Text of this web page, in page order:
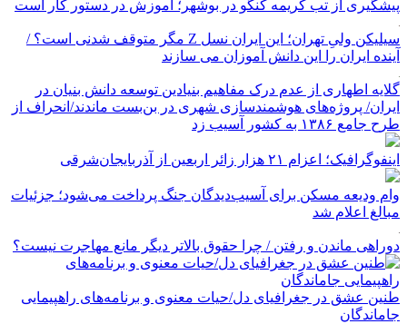
پیشگیری از تب کریمه کنگو در بوشهر؛ آموزش در دستور کار است
سیلیکن ولیِ تهران؛ این ایران نسل Z مگر متوقف شدنی است؟ /
آینده ایران را این دانش آموزان می سازند
گلایه اطهاری از عدم درک مفاهیم بنیادین توسعه دانش بنیان در
ایران/ پروژه‌های هوشمندسازی شهری در بن‌بست ماندند/انحراف از
طرح جامع ۱۳۸۶ به کشور آسیب زد
اینفوگرافیک؛ اعزام ۲۱ هزار زائر اربعین از آذربایجان‌شرقی
وام ودیعه مسکن برای آسیب‌دیدگان جنگ پرداخت می‌شود؛ جزئیات
مبالغ اعلام شد
دوراهی ماندن و رفتن / چرا حقوق بالاتر دیگر مانع مهاجرت نیست؟
طنین عشق در جغرافیای دل/حیات معنوی و برنامه‌های راهپیمایی
جاماندگان